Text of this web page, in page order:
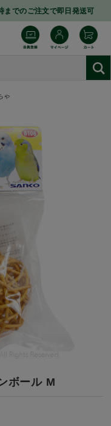
でのご注文で即日発送可
ゃ
ボール M